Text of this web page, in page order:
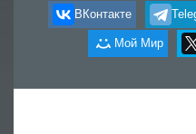
ВКонтакте
Мой Мир